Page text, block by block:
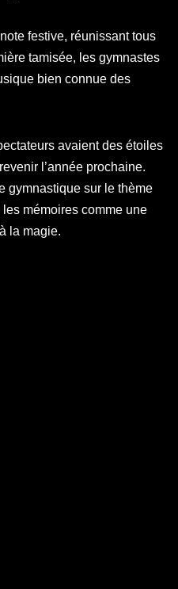
festive, réunissant tous
tamisée, les gymnastes
bien connue des
avaient des étoiles
l’année prochaine.
gymnastique sur le thème
mémoires comme une
la magie.